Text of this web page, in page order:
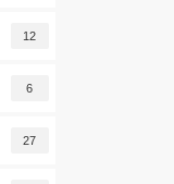
12
6
27